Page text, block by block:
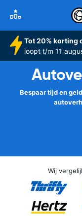
Tot 20% korting
loopt t/m 11
Bespaar tijd en
Wij